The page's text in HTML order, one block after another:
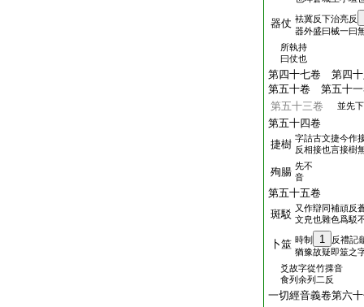
器仗 袪冀反下治亮反
器外盛曰械一曰
所執持
曰仗也
第四十七卷 第四
第五十卷 第五十
第五十三卷
並先
第五十四卷
捷樹 字詁古文捷今作
反相接也言接樹
殉腸 先不
音
第五十五卷
斑駁 又作辯同補頑反
文皃也雜色爲駁
卜筮 時制 1
反禮記
猶豫故疑即筮之
爻故字從竹揲音
食列余列二反
一切經音義卷第六